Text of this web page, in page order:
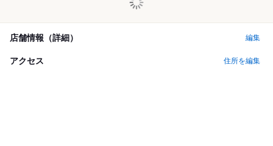
店舗情報（詳細） 編集
アクセス 住所を編集